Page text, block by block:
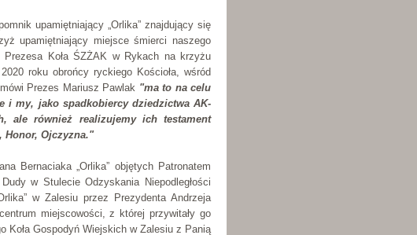
upamiętniający „Orlika” znajdujący się
upamiętniający miejsce śmierci naszego
Koła ŚZŻAK w Rykach na krzyżu
roku obrońcy ryckiego Kościoła, wśród
Prezes Mariusz Pawlak "ma to na celu
i my, jako spadkobiercy dziedzictwa AK-
ale również realizujemy ich testament
Honor, Ojczyzna."
Bernaciaka „Orlika” objętych Patronatem
w Stulecie Odzyskania Niepodległości
w Zalesiu przez Prezydenta Andrzeja
miejscowości, z której przywitały go
Koła Gospodyń Wiejskich w Zalesiu z Panią